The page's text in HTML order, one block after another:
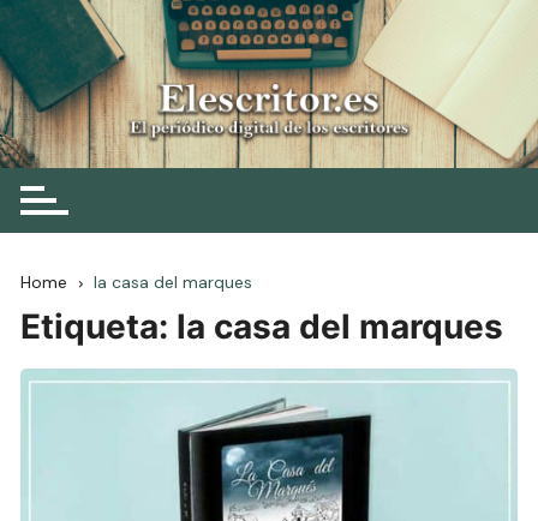
Skip
to
content
Elescritor.es
El periódico digital de los escritores
Home la casa del marques
Etiqueta: la casa del marques